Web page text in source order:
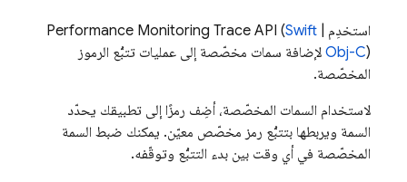
استخدِم Performance Monitoring Trace API (Swift
Obj-C ) لإضافة سمات مخصّصة إلى عمليات تتبُّع الرموز
المخصّصة.
لاستخدام السمات المخصّصة، أضِف رمزًا إلى تطبيقك يحدّد
السمة ويربطها بتتبُّع رمز مخصّص معيّن. يمكنك ضبط السمة
المخصّصة في أي وقت بين بدء التتبُّع وتوقّفه.